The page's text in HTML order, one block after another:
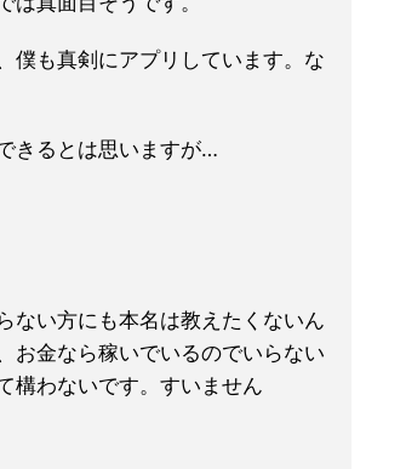
僕も真剣にアプリしています。な
きるとは思いますが…
ない方にも本名は教えたくないん
お金なら稼いでいるのでいらない
構わないです。すいません